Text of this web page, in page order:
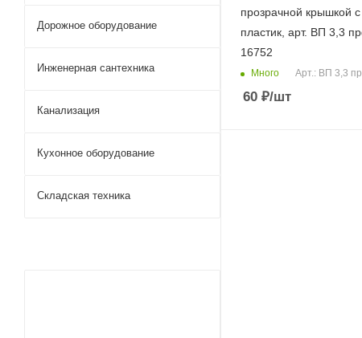
прозрачной крышкой с
пластик, арт. ВП 3,3
16752
Много Арт.: ВП 3,3
60 ₽/шт
Дорожное оборудование
Инженерная сантехника
Канализация
Кухонное оборудование
Складская техника